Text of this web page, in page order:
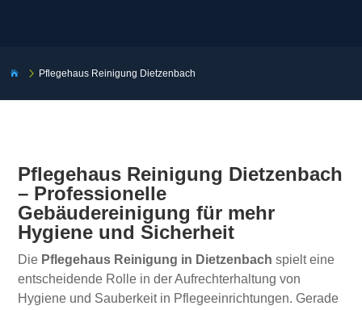
 5 Pflegehaus Reinigung Dietzenbach
Pflegehaus Reinigung Dietzenbach
– Professionelle
Gebäudereinigung für mehr
Hygiene und Sicherheit
Die Pflegehaus Reinigung in Dietzenbach spielt eine
entscheidende Rolle in der Aufrechterhaltung von
Hygiene und Sauberkeit in Pflegeeinrichtungen. Gerade